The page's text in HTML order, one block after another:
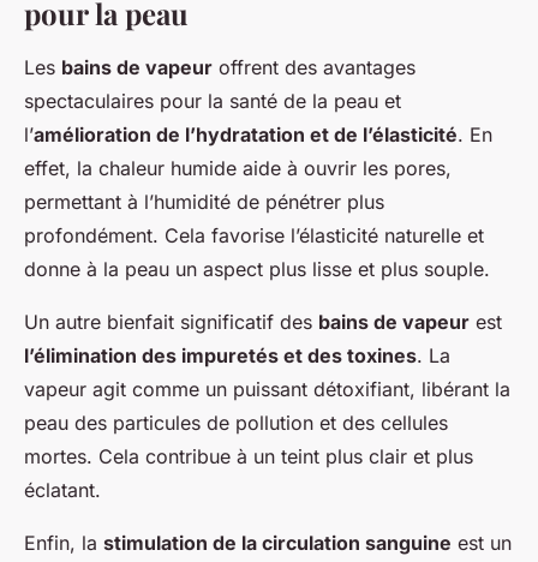
pour la peau
Les bains de vapeur offrent des avantages
spectaculaires pour la santé de la peau et
l’amélioration de l’hydratation et de l’élasticité. En
effet, la chaleur humide aide à ouvrir les pores,
permettant à l’humidité de pénétrer plus
profondément. Cela favorise l’élasticité naturelle et
donne à la peau un aspect plus lisse et plus souple.
Un autre bienfait significatif des bains de vapeur est
l’élimination des impuretés et des toxines. La
vapeur agit comme un puissant détoxifiant, libérant la
peau des particules de pollution et des cellules
mortes. Cela contribue à un teint plus clair et plus
éclatant.
Enfin, la stimulation de la circulation sanguine est un